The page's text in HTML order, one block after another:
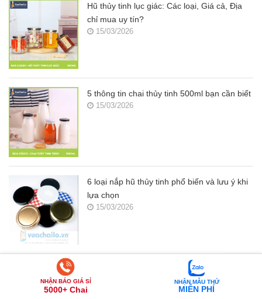
Hũ thủy tinh lục giác: Các loại, Giá cả, Địa
chỉ mua uy tín?
15/03/2026
5 thông tin chai thủy tinh 500ml bạn cần biết
15/03/2026
6 loại nắp hũ thủy tinh phổ biến và lưu ý khi
lựa chọn
15/03/2026
Top 10 loại nắp thiếc, nhôm thiếc phổ biến
NHẬN BÁO GIÁ SỈ
5000+ Chai
NHẬN MẪU THỬ
MIỄN PHÍ